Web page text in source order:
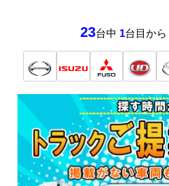
23台中 1台目から